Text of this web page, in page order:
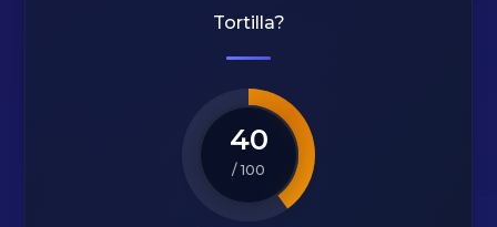
Tortilla?
40
/ 100